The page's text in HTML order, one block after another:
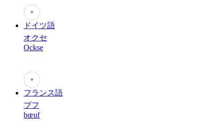
♥
ドイツ語
オクセ
Ockse
♥
フランス語
ブフ
bœuf